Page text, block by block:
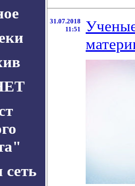
31.07.2018
11:51